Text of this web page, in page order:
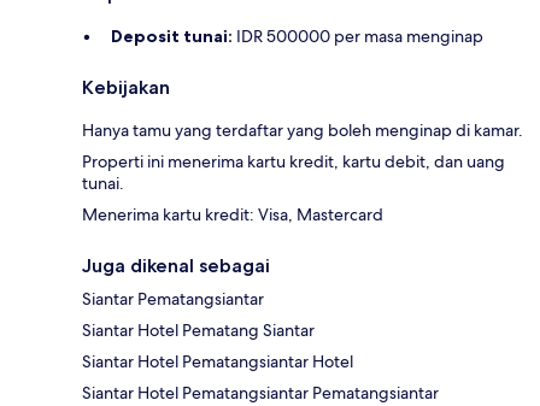
Deposit tunai: IDR 500000 per masa menginap
Kebijakan
Hanya tamu yang terdaftar yang boleh menginap di kamar.
Properti ini menerima kartu kredit, kartu debit, dan uang
tunai.
Menerima kartu kredit: Visa, Mastercard
Juga dikenal sebagai
Siantar Pematangsiantar
Siantar Hotel Pematang Siantar
Siantar Hotel Pematangsiantar Hotel
Siantar Hotel Pematangsiantar Pematangsiantar